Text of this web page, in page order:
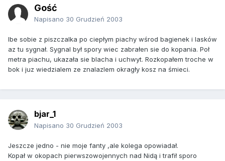
Gość
Napisano 30 Grudzień 2003
Ibe sobie z piszczalka po ciepłym piachy wśrod bagienek i lasków
az tu sygnał. Sygnal był spory wiec zabrałen sie do kopania. Poł
metra piachu, ukazała sie blacha i uchwyt. Rozkopałem troche w
bok i juz wiedzialem ze znalazlem okragły kosz na śmieci.
bjar_1
Napisano 30 Grudzień 2003
Jeszcze jedno - nie moje fanty ,ale kolega opowiadał.
Kopał w okopach pierwszowojennych nad Nidą i trafił sporo